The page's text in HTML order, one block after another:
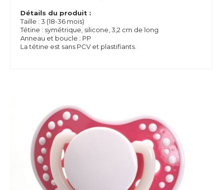
Détails du produit :
Taille : 3 (18-36 mois)
Tétine : symétrique, silicone, 3,2 cm de long
Anneau et boucle : PP
La tétine est sans PCV et plastifiants.